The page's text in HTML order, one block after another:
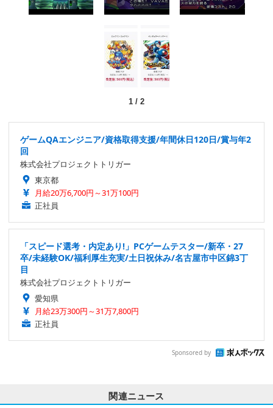
1/ 2
ゲームQAエンジニア/資格取得支援/年間休日120日/賞与年2
回
株式会社プロジェクトトリガー
東京都
月給20万6,700円～31万100円
正社員
「スピード選考・内定あり!」PCゲームテスター/新卒・27
卒/未経験OK/福利厚生充実/土日祝休み/名古屋市中区錦3丁
目
株式会社プロジェクトトリガー
愛知県
月給23万300円～31万7,800円
正社員
Sponsored by
関連ニュース